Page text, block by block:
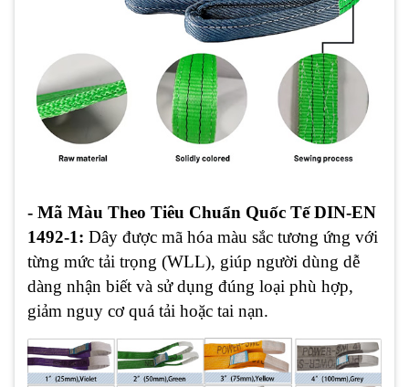
- Mã Màu Theo Tiêu Chuẩn Quốc Tế DIN-EN
1492-1: Dây được mã hóa màu sắc tương ứng với
từng mức tải trọng (WLL), giúp người dùng dễ
dàng nhận biết và sử dụng đúng loại phù hợp,
giảm nguy cơ quá tải hoặc tai nạn.